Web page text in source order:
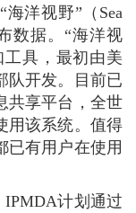
洋视野”（Sea
数据。“海洋视
工具，最初由美
队开发。目前已
共享平台，全世
用该系统。值得
已有用户在使用
IPMDA计划通过